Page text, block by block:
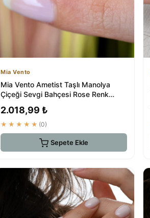
Mia Vento
Mia Vento Ametist Taşlı Manolya
Çiçeği Sevgi Bahçesi Rose Renk
2.018,99 ₺
★★★★★ (0)
Sepete Ekle